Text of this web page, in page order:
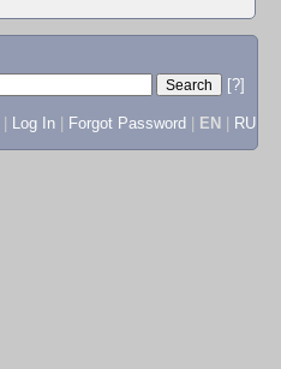
[?]
Log In Forgot Password EN RU